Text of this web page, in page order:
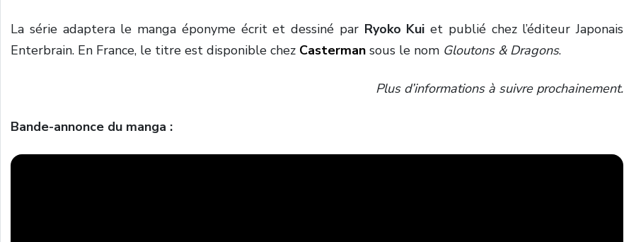
La série adaptera le manga éponyme écrit et dessiné par Ryoko Kui et publié chez l’éditeur Japonais
Enterbrain. En France, le titre est disponible chez Casterman sous le nom Gloutons & Dragons.
Plus d’informations à suivre prochainement.
Bande-annonce du manga :